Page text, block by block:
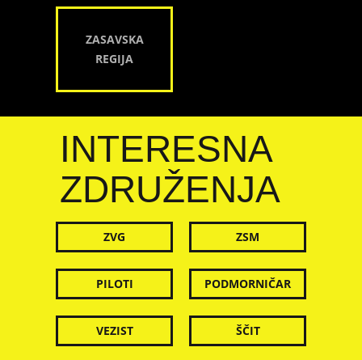
ZASAVSKA
REGIJA
INTERESNA
ZDRUŽENJA
ZVG ZSM
PILOTI PODMORNIČAR
VEZIST ŠČIT